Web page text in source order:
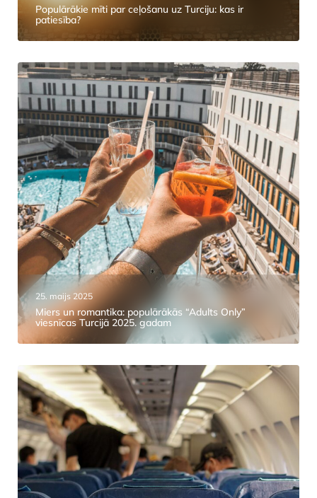
Populārākie mīti par ceļošanu uz Turciju: kas ir
patiesība?
25. maijs 2025
Miers un romantika: populārākās “Adults Only”
viesnīcas Turcijā 2025. gadam